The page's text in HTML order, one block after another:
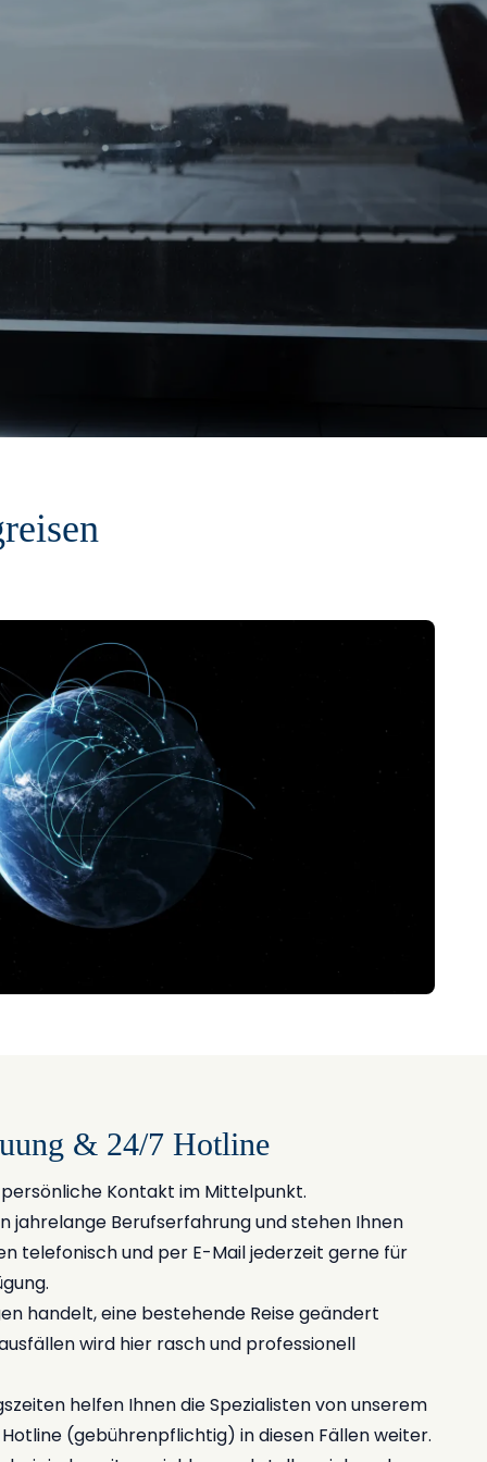
& 24/7 Hotline
Kontakt im Mittelpunkt.
jahrelange Berufserfahrung und stehen Ihnen
telefonisch und per E-Mail jederzeit gerne für
handelt, eine bestehende Reise geändert
wird hier rasch und professionell
helfen Ihnen die Spezialisten von unserem
(gebührenpflichtig) in diesen Fällen weiter.